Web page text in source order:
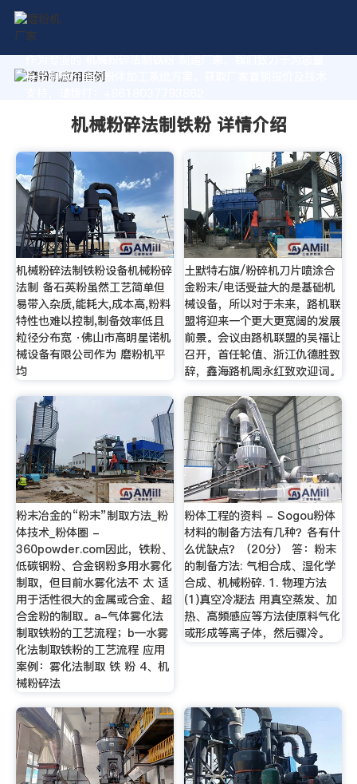
作为专业的 机械粉碎法制铁粉 制造厂家，我们致力于为您量
身定制高价值的粉体加工系统方案。获取厂家直销报价及技术
机械粉碎法制铁粉 详情介绍
机械粉碎法制铁粉设备机械粉碎
法制 备石英粉虽然工艺简单但
易带入杂质,能耗大,成本高,粉料
特性也难以控制,制备效率低且
粒径分布宽 ·佛山市高明星诺机
械设备有限公司作为 磨粉机平
均
土默特右旗/粉碎机刀片喷涂合
金粉末/电话受益大的是基础机
械设备，所以对于未来，路机联
盟将迎来一个更大更宽阔的发展
前景。会议由路机联盟的吴福让
召开，首任轮值、浙江仇德胜致
辞，鑫海路机周永红致欢迎词。
粉末冶金的“粉末”制取方法_粉
体技术_粉体圈 -
360powder.com因此，铁粉、
低碳钢粉、合金钢粉多用水雾化
制取，但目前水雾化法不 太 适
用于活性很大的金属或合金、超
合金粉的制取。a-气体雾化法
制取铁粉的工艺流程；b—水雾
化法制取铁粉的工艺流程 应用
案例：雾化法制取 铁 粉 4、机
械粉碎法
粉体工程的资料 - Sogou粉体
材料的制备方法有几种？各有什
么优缺点？（20分） 答：粉末
的制备方法: 气相合成、湿化学
合成、机械粉碎. 1. 物理方法
(1)真空冷凝法 用真空蒸发、加
热、高频感应等方法使原料气化
或形成等离子体，然后骤冷。